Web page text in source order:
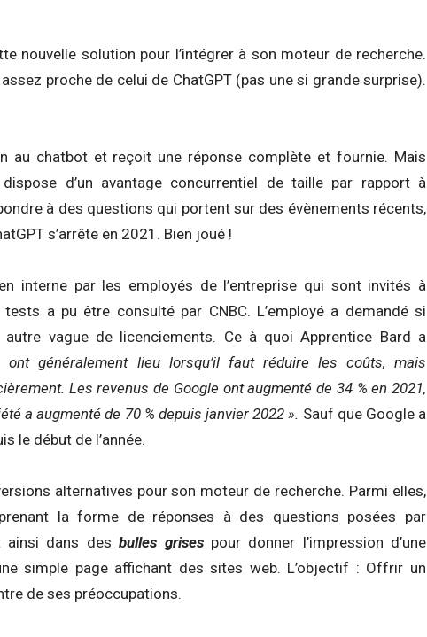
nouvelle solution pour l’intégrer à son moteur de recherche.
proche de celui de ChatGPT (pas une si grande surprise).
au chatbot et reçoit une réponse complète et fournie. Mais
d’un avantage concurrentiel de taille par rapport à
à des questions qui portent sur des évènements récents,
s’arrête en 2021. Bien joué !
interne par les employés de l’entreprise qui sont invités à
a pu être consulté par CNBC. L’employé a demandé si
vague de licenciements. Ce à quoi Apprentice Bard a
ont généralement lieu lorsqu’il faut réduire les coûts, mais
Les revenus de Google ont augmenté de 34 % en 2021,
a augmenté de 70 % depuis janvier 2022 ». Sauf que Google a
le début de l’année.
alternatives pour son moteur de recherche. Parmi elles,
la forme de réponses à des questions posées par
ainsi dans desbulles grisespour donner l’impression d’une
simple page affichant des sites web. L’objectif : Offrir un
de ses préoccupations.